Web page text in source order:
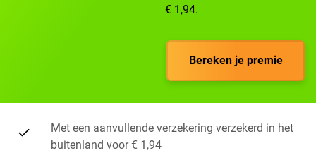
€ 1,94.
Bereken je premie
Met een aanvullende verzekering verzekerd in het
buitenland voor € 1,94